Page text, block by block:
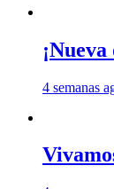
4 semanas